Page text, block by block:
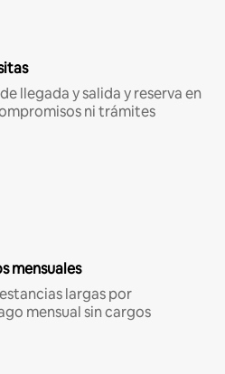
llegada y salida y reserva en
ni trámites
mensuales
largas por
mensual sin cargos